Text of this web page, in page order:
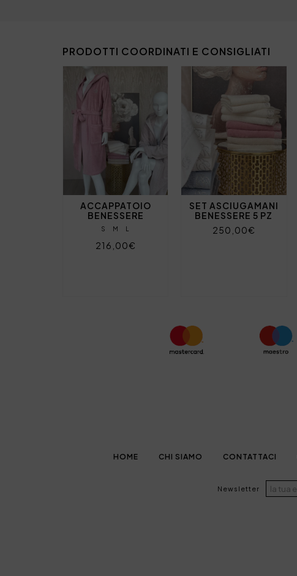
PRODOTTI COORDINATI E CONSIGLIATI
ACCAPPATOIO
BENESSERE
S M L
216,00€
SET ASCIUGAMANI
BENESSERE 5 PZ
250,00€
HOME CHI SIAMO CONTATTACI
Newsletter